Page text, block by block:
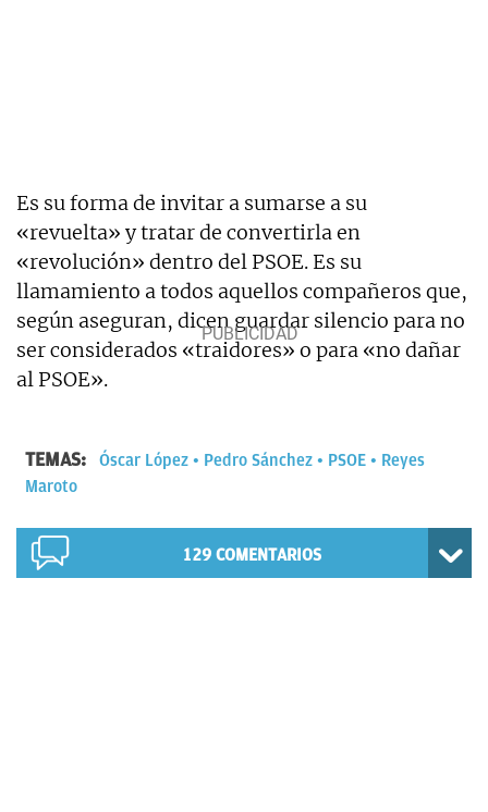
Es su forma de invitar a sumarse a su
«revuelta» y tratar de convertirla en
«revolución» dentro del PSOE. Es su
llamamiento a todos aquellos compañeros que,
según aseguran, dicen guardar silencio para no
ser considerados «traidores» o para «no dañar
al PSOE».
TEMAS: Óscar López Pedro Sánchez PSOE
Reyes
Maroto
129 COMENTARIOS